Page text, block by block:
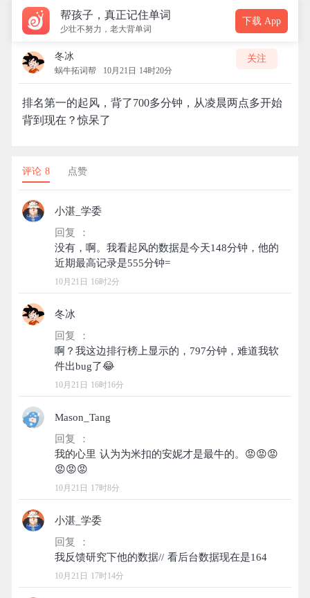
帮孩子，真正记住单词
少壮不努力，老大背单词
下载 App
冬冰
蜗牛拓词帮 10月21日 14时20分
关注
排名第一的起风，背了700多分钟，从凌晨两点多开始
背到现在？惊呆了
评论 8 点赞
小湛_学委
回复 ：
没有，啊。我看起风的数据是今天148分钟，他的
10月21日 16时2分
冬冰
回复 ：
啊？我这边排行榜上显示的，797分钟，难道我软
10月21日 16时16分
Mason_Tang
回复 ：
我的心里 认为为米扣的安妮才是最牛的。😡😡😡
10月21日 17时8分
小湛_学委
回复 ：
10月21日 17时14分